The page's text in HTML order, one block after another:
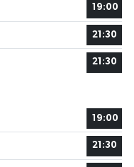
19:00
21:30
21:30
19:00
21:30